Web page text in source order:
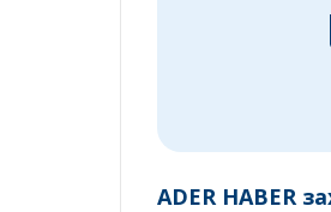
ADER HABER